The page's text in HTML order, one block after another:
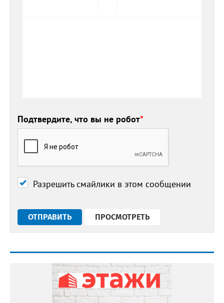
Подтвердите, что вы не робот*
Разрешить смайлики в этом сообщении